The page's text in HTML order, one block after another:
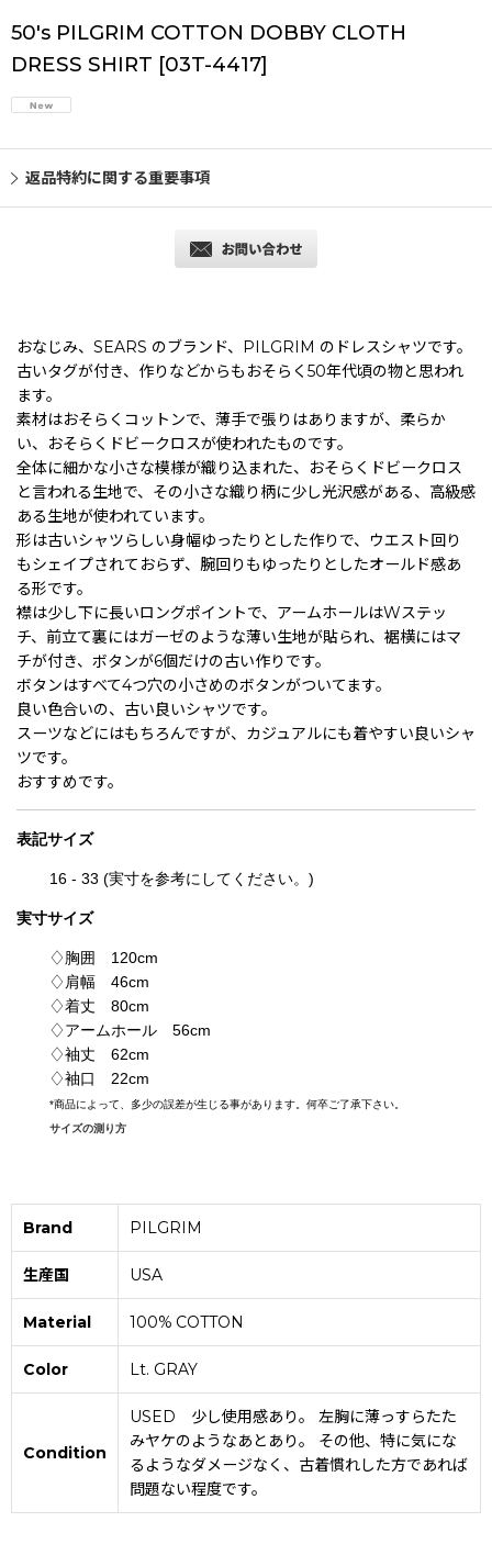
50's PILGRIM COTTON DOBBY CLOTH
DRESS SHIRT [03T-4417]
返品特約に関する重要事項
おなじみ、SEARS のブランド、PILGRIM のドレスシャツです。
古いタグが付き、作りなどからもおそらく50年代頃の物と思われ
ます。
素材はおそらくコットンで、薄手で張りはありますが、柔らか
い、おそらくドビークロスが使われたものです。
全体に細かな小さな模様が織り込まれた、おそらくドビークロス
と言われる生地で、その小さな織り柄に少し光沢感がある、高級感
ある生地が使われています。
形は古いシャツらしい身幅ゆったりとした作りで、ウエスト回り
もシェイプされておらず、腕回りもゆったりとしたオールド感あ
る形です。
襟は少し下に長いロングポイントで、アームホールはWステッ
チ、前立て裏にはガーゼのような薄い生地が貼られ、裾横にはマ
チが付き、ボタンが6個だけの古い作りです。
ボタンはすべて4つ穴の小さめのボタンがついてます。
良い色合いの、古い良いシャツです。
スーツなどにはもちろんですが、カジュアルにも着やすい良いシャ
ツです。
おすすめです。
表記サイズ
16 - 33 (実寸を参考にしてください。)
実寸サイズ
♢胸囲 120cm
♢肩幅 46cm
♢着丈 80cm
♢アームホール 56cm
♢袖丈 62cm
♢袖口 22cm
*商品によって、多少の誤差が生じる事があります。何卒ご了承下さい。
サイズの測り方
Brand PILGRIM
生産国 USA
Material 100% COTTON
Color Lt. GRAY
Condition
USED 少し使用感あり。 左胸に薄っすらたた
みヤケのようなあとあり。 その他、特に気にな
るようなダメージなく、古着慣れした方であれば
問題ない程度です。